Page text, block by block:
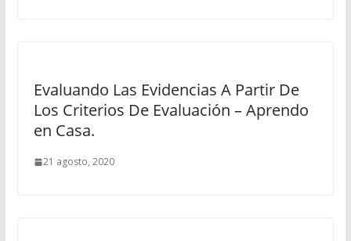
Evaluando Las Evidencias A Partir De
Los Criterios De Evaluación – Aprendo
en Casa.
21 agosto, 2020